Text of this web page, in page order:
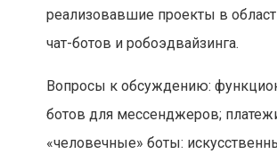
реализовавшие проекты в
чат-ботов и робоэдвайзинга.
Вопросы к обсуждению:
ботов для мессенджеров;
«человечные» боты: